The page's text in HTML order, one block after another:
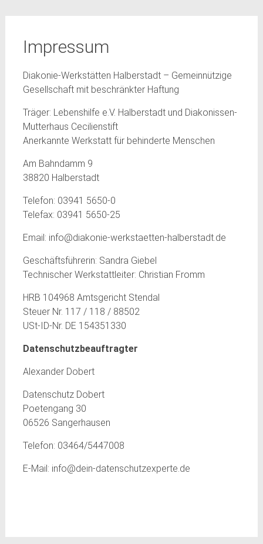
Impressum
Diakonie-Werkstätten Halberstadt – Gemeinnützige
Gesellschaft mit beschränkter Haftung
Träger: Lebenshilfe e.V. Halberstadt und Diakonissen-
Mutterhaus Cecilienstift
Anerkannte Werkstatt für behinderte Menschen
Am Bahndamm 9
38820 Halberstadt
Telefon: 03941 5650-0
Telefax: 03941 5650-25
Email: info@diakonie-werkstaetten-halberstadt.de
Geschäftsführerin: Sandra Giebel
Technischer Werkstattleiter: Christian Fromm
HRB 104968 Amtsgericht Stendal
Steuer Nr. 117 / 118 / 88502
USt-ID-Nr. DE 154351330
Datenschutzbeauftragter
Alexander Dobert
Datenschutz Dobert
Poetengang 30
06526 Sangerhausen
Telefon: 03464/5447008
E-Mail: info@dein-datenschutzexperte.de